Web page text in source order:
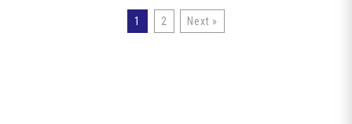
1 2 Next »